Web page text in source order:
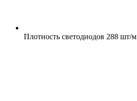
Плотность светодиодов 288 шт/м